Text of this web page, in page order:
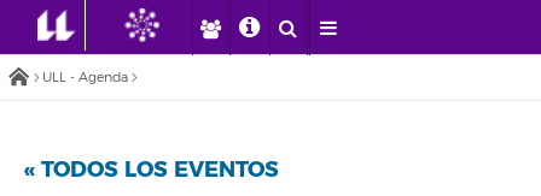
ULL - Agenda
« TODOS LOS EVENTOS